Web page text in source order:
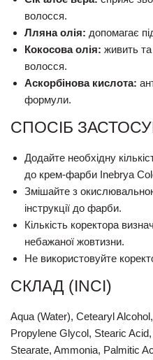
волосся.
Лляна олія: допомагає
Кокосова олія: живить
волосся.
Аскорбінова кислота:
формули.
СПОСІБ
Додайте необхідну
до крем-фарби Inebrya
Змішайте з
інструкції до фарби.
Кількість коректора
небажаної жовтизни.
Не використовуйте
СКЛАД (INCI)
Aqua (Water), Cetearyl
Propylene Glycol, Stearic
Stearate, Ammonia, Palmitic